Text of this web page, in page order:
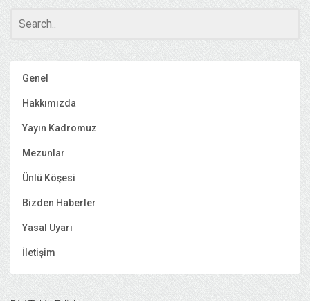
Genel
Hakkımızda
Yayın Kadromuz
Mezunlar
Ünlü Köşesi
Bizden Haberler
Yasal Uyarı
İletişim